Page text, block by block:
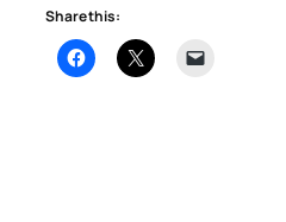
Share this: